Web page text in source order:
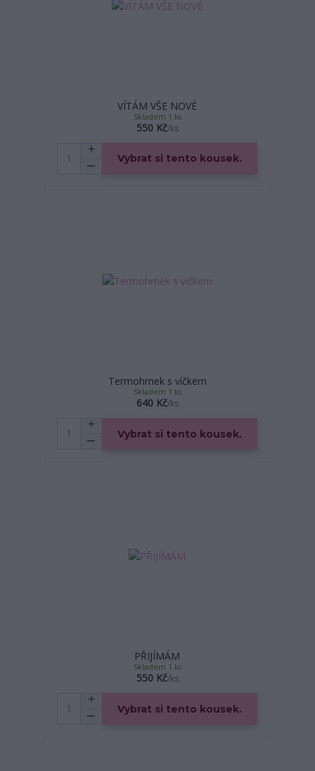
VÍTÁM VŠE NOVÉ
550 Kč/ks
Skladem 1 ks
Vybrat si tento kousek.
Termohrnek s víčkem
640 Kč/ks
Skladem 1 ks
Vybrat si tento kousek.
PŘIJÍMÁM
550 Kč/ks
Skladem 1 ks
Vybrat si tento kousek.